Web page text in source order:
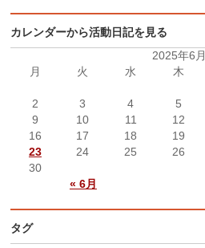
カレンダーから活動日記を見る
2025年6月
月
火 水 木
« 6月
2
3 4 5
9
10 11 12
16
17 18 19
23
24 25 26
30
タグ